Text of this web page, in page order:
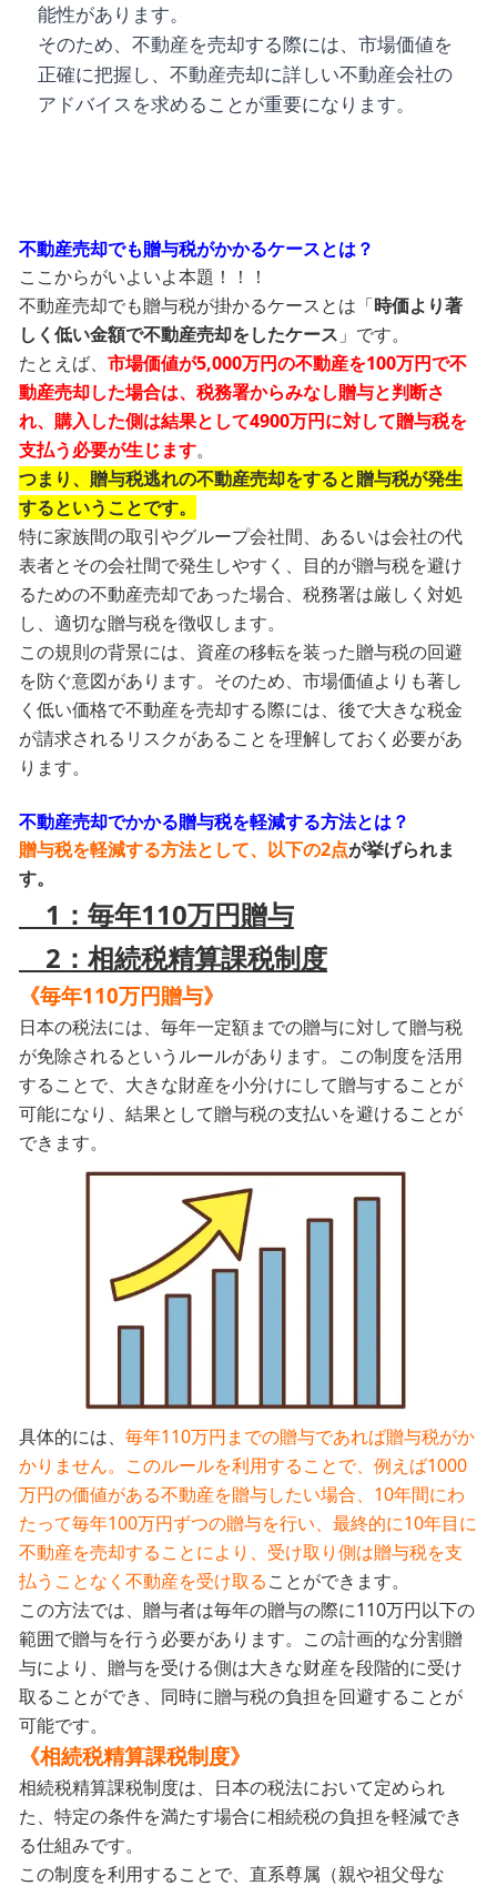
能性があります。
そのため、不動産を売却する際には、市場価値を
正確に把握し、不動産売却に詳しい不動産会社の
アドバイスを求めることが重要になります。
不動産売却でも贈与税がかかるケースとは？
ここからがいよいよ本題！！！
不動産売却でも贈与税が掛かるケースとは「時価より著
しく低い金額で不動産売却をしたケース 」です。
たとえば、 市場価値が5,000万円の不動産を100万円で不
動産売却した場合は、税務署からみなし贈与と判断さ
れ、購入した側は結果として4900万円に対して贈与税を
支払う必要が生じます。
つまり、贈与税逃れの不動産売却をすると贈与税が発生
するということです。
特に家族間の取引やグループ会社間、あるいは会社の代
表者とその会社間で発生しやすく、目的が贈与税を避け
るための不動産売却であった場合、税務署は厳しく対処
し、適切な贈与税を徴収します。
この規則の背景には、資産の移転を装った贈与税の回避
を防ぐ意図があります。そのため、市場価値よりも著し
く低い価格で不動産を売却する際には、後で大きな税金
が請求されるリスクがあることを理解しておく必要があ
ります。
不動産売却でかかる贈与税を軽減する方法とは？
贈与税を軽減する方法として、以下の2点が挙げられま
す。
1：毎年110万円贈与
2：相続税精算課税制度
《毎年110万円贈与》
日本の税法には、毎年一定額までの贈与に対して贈与税
が免除されるというルールがあります。この制度を活用
することで、大きな財産を小分けにして贈与することが
可能になり、結果として贈与税の支払いを避けることが
できます。
具体的には、 毎年110万円までの贈与であれば贈与税がか
かりません。このルールを利用することで、例えば1000
万円の価値がある不動産を贈与したい場合、10年間にわ
たって毎年100万円ずつの贈与を行い、最終的に10年目に
不動産を売却することにより、受け取り側は贈与税を支
払うことなく不動産を受け取ることができます。
この方法では、贈与者は毎年の贈与の際に110万円以下の
範囲で贈与を行う必要があります。この計画的な分割贈
与により、贈与を受ける側は大きな财産を段階的に受け
取ることができ、同時に贈与税の負担を回避することが
可能です。
《相続税精算課税制度》
相続税精算課税制度は、日本の税法において定められ
た、特定の条件を満たす場合に相続税の負担を軽減でき
る仕組みです。
この制度を利用することで、直系尊属（親や祖父母な